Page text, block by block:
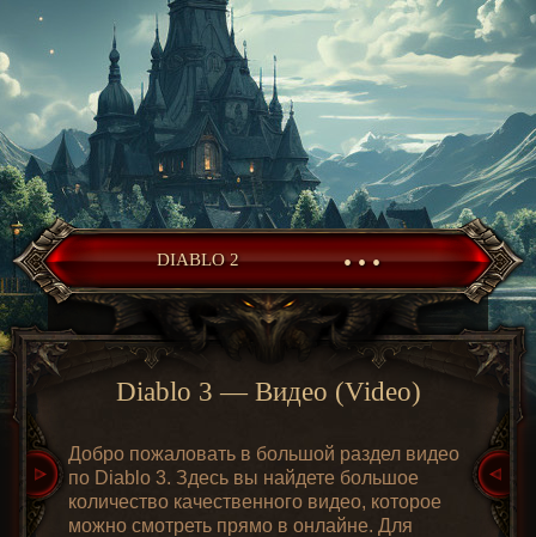
DIABLO 2 • • •
Diablo 3 — Видео (Video)
Добро пожаловать в большой раздел видео
по Diablo 3. Здесь вы найдете большое
количество качественного видео, которое
можно смотреть прямо в онлайне. Для